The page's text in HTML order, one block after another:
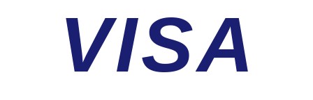
VISA